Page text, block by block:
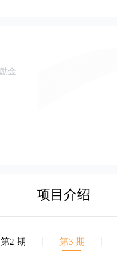
金
项目介绍
第2 期 第3 期